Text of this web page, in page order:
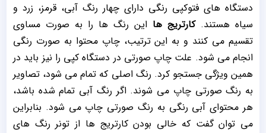
دستگاه های فتوکپی رنگی دارای چهار رنگ آبی، قرمز، زرد و
سیاه هستند.کارتریج ها این رنگ ها را به صورت مساوی
تقسیم می کنند و به این ترتیب، چاپ محتوا به صورت رنگی
انجام می شود. علت چاپ صورتی در دستگاه کپی را نیز باید در
همین ویژگی جستجو کرد. رنگ اصلی که تمام می شود، تصاویر
به رنگ صورتی چاپ می شوند. اگر رنگ آبی تمام شده باشد،
هر محتوای آبی رنگی به رنگ صورتی چاپ می شود. بنابراین
می توان گفت که خالی بودن کارتریج ها از تونر رنگ های